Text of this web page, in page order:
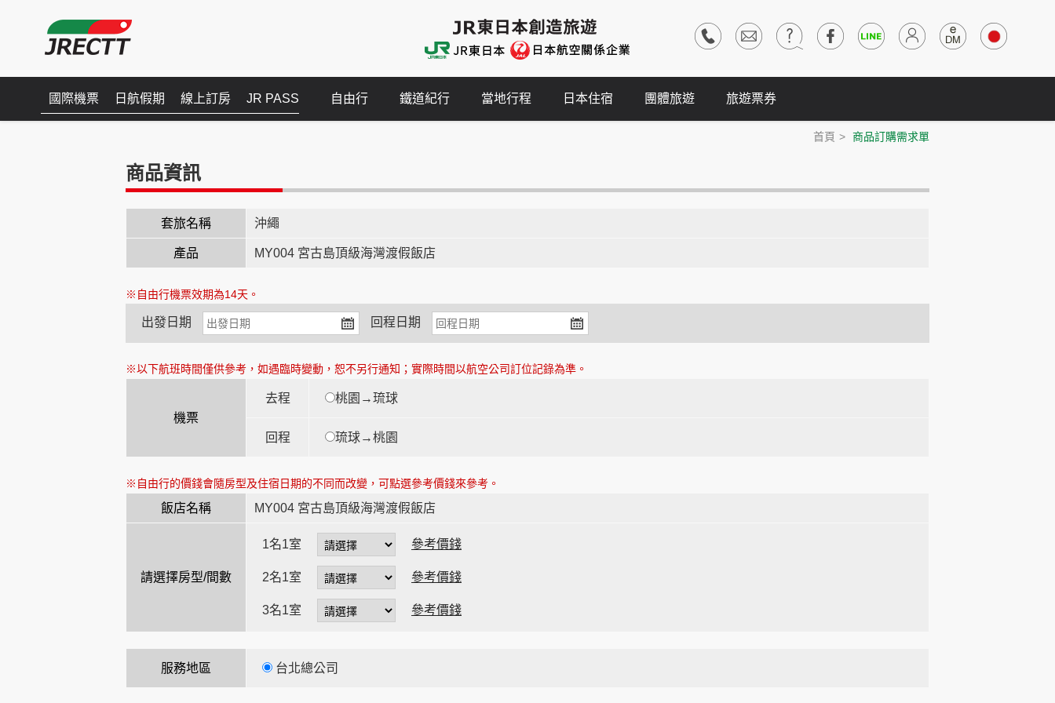
國際機票 日航假期 線上訂房 JR PASS 自由行 鐵道紀行 當地行程 日本住宿 團體旅遊 旅遊票券
首頁 商品訂購需求單
商品資訊
套旅名稱 沖繩
產品 MY004 宮古島頂級海灣渡假飯店
※自由行機票效期為14天。
出發日期 回程日期
※以下航班時間僅供參考，如遇臨時變動，恕不另行通知；實際時間以航空公司訂位記錄為準。
機票
去程 桃園→琉球
回程 琉球→桃園
※自由行的價錢會隨房型及住宿日期的不同而改變，可點選參考價錢來參考。
飯店名稱 MY004 宮古島頂級海灣渡假飯店
請選擇房型/間數
1名1室 參考價錢
2名1室 參考價錢
3名1室 參考價錢
服務地區 台北總公司